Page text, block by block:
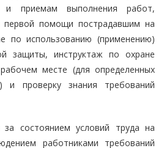
и приемам выполнения работ,
первой помощи пострадавшим на
по использованию (применению)
защиты, инструктаж по охране
месте (для определенных
и проверку знания требований
за состоянием условий труда на
работниками требований